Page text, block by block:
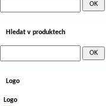
Hledat v produktech
Logo
Logo